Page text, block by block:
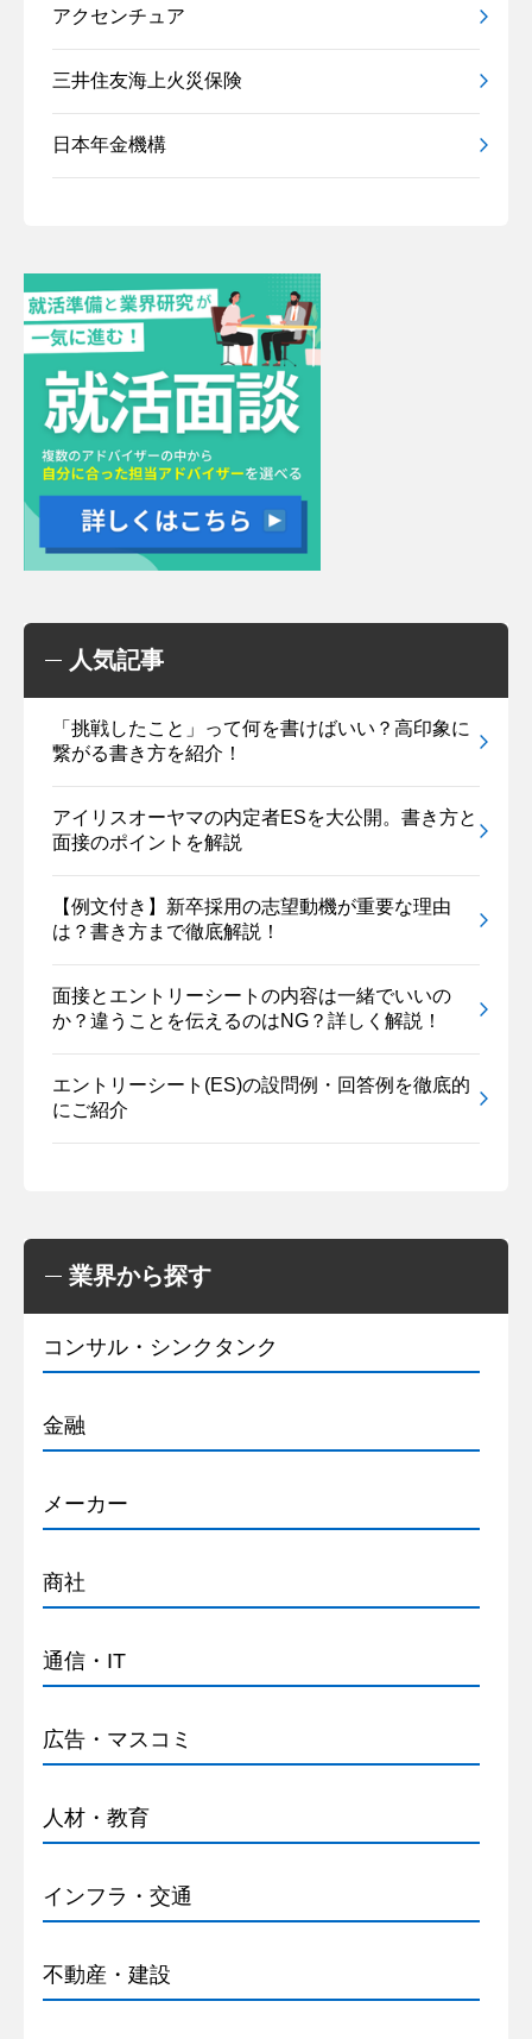
アクセンチュア
三井住友海上火災保険
日本年金機構
人気記事
「挑戦したこと」って何を書けばいい？高印象に
繋がる書き方を紹介！
アイリスオーヤマの内定者ESを大公開。書き方と
面接のポイントを解説
【例文付き】新卒採用の志望動機が重要な理由
は？書き方まで徹底解説！
面接とエントリーシートの内容は一緒でいいの
か？違うことを伝えるのはNG？詳しく解説！
エントリーシート(ES)の設問例・回答例を徹底的
にご紹介
業界から探す
コンサル・シンクタンク
金融
メーカー
商社
通信・IT
広告・マスコミ
人材・教育
インフラ・交通
不動産・建設